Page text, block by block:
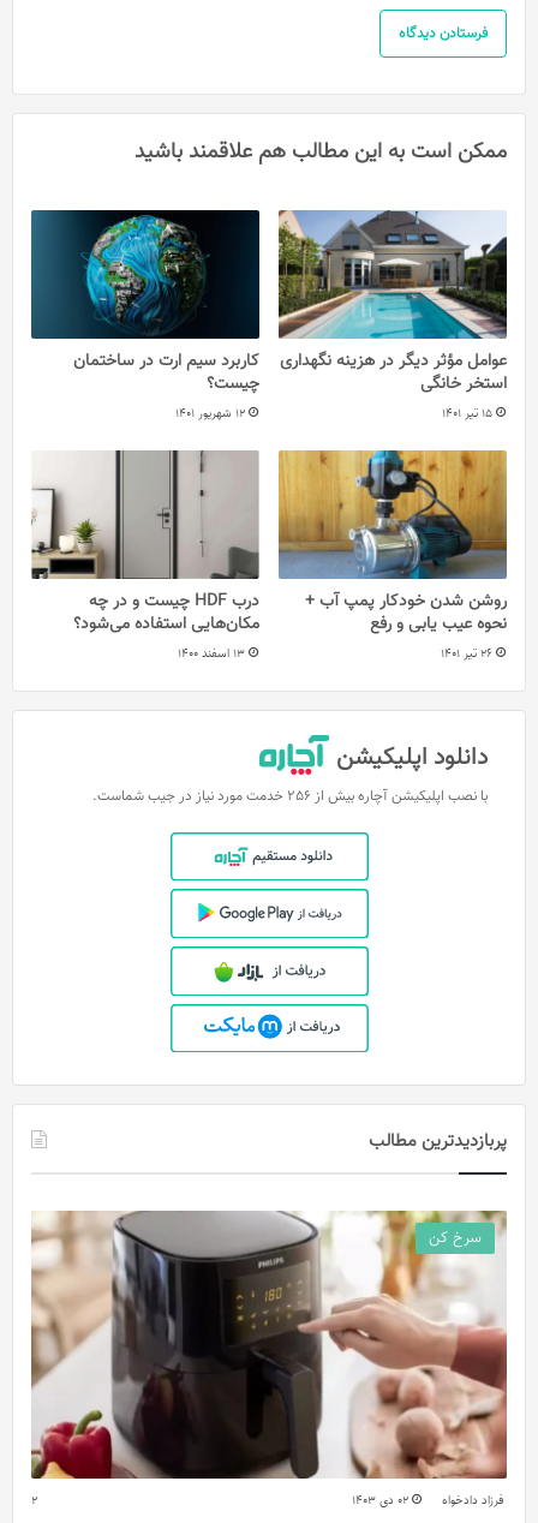
ممکن است به این مطالب هم علاقمند باشید
عوامل مؤثر دیگر در هزینه نگهداری
استخر خانگی
15 تیر 1401
کاربرد سیم ارت در ساختمان
چیست؟
12 شهریور 1401
روشن شدن خودکار پمپ آب +
نحوه عیب یابی و رفع
26 تیر 1401
درب HDF چیست و در چه
مکان‌هایی استفاده می‌شود؟
13 اسفند 1400
دانلود اپلیکیشن
با نصب اپلیکیشن آچاره بیش از 256 خدمت مورد نیاز در جیب شماست.
پربازدیدترین مطالب
سرخ کن
فرزاد دادخواه 02 دی 1403 2